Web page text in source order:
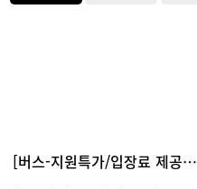
[버스-지원특가/입장료 제공] 보랏빛으로 물들이는 여름향기~ 고성 라벤더 당일여행